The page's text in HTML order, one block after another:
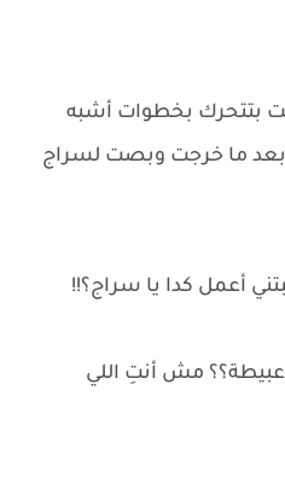
بتتحرك بخطوات أشبه
بعد ما خرجت وبصت لسراج
أعمل كدا يا سراج؟!!
مش أنتِ اللي